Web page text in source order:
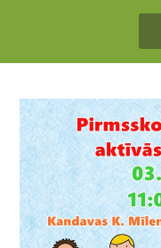
Pirmsskolas